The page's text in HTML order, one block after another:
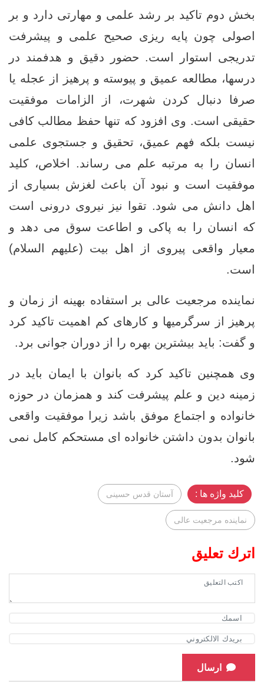
بخش دوم تاکید بر رشد علمی و مهارتی دارد و بر
اصولی چون پایه‌ ریزی صحیح علمی و پیشرفت
تدریجی استوار است. حضور دقیق و هدفمند در
درسها، مطالعه عمیق و پیوسته و پرهیز از عجله یا
صرفا دنبال کردن شهرت، از الزامات موفقیت
حقیقی است. وی افزود که تنها حفظ مطالب کافی
نیست بلکه فهم عمیق، تحقیق و جستجوی علمی
انسان را به مرتبه علم می ‌رساند. اخلاص، کلید
موفقیت است و نبود آن باعث لغزش بسیاری از
اهل دانش می ‌شود. تقوا نیز نیروی درونی‌ است
که انسان را به پاکی و اطاعت سوق می ‌دهد و
معیار واقعی پیروی از اهل ‌بیت (علیهم‌ السلام)
است.
نماینده مرجعیت عالی بر استفاده بهینه از زمان و
پرهیز از سرگرمیها و کارهای کم‌ اهمیت تاکید کرد
و گفت: باید بیشترین بهره را از دوران جوانی برد.
وی همچنین تاکید کرد که بانوان با ایمان باید در
زمینه دین و علم پیشرفت کند و همزمان در حوزه
خانواده و اجتماع موفق باشد زیرا موفقیت واقعی
بانوان بدون داشتن خانواده ‌ای مستحکم کامل نمی‌
شود.
کلید واژه ها : آستان قدس حسینی
نماینده مرجعیت عالی
اترك تعليق
ارسال